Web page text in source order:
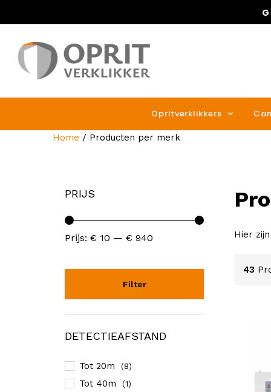
Opritverklikkers
Home / Producten per merk
43
Hier
PRIJS
Filter
Prijs: € 10 — € 940
DETECTIEAFSTAND
Tot 20m (8)
Tot 40m (1)